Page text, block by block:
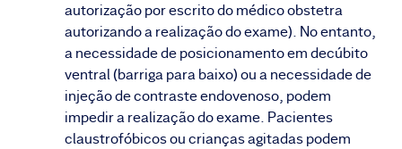
autorização por escrito do médico obstetra
autorizando a realização do exame). No entanto,
a necessidade de posicionamento em decúbito
ventral (barriga para baixo) ou a necessidade de
injeção de contraste endovenoso, podem
impedir a realização do exame. Pacientes
claustrofóbicos ou crianças agitadas podem